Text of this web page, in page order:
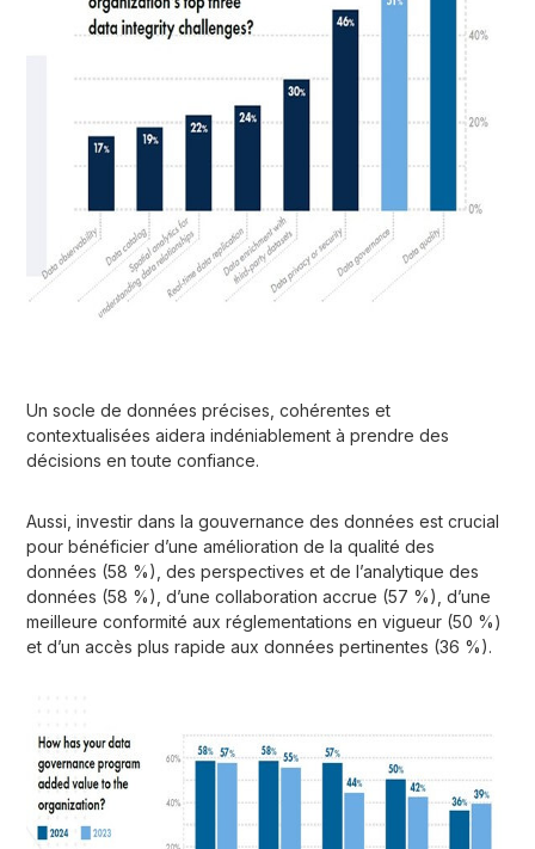
Un socle de données précises, cohérentes et
contextualisées aidera indéniablement à prendre des
décisions en toute confiance.
Aussi, investir dans la gouvernance des données est crucial
pour bénéficier d’une amélioration de la qualité des
données (58 %), des perspectives et de l’analytique des
données (58 %), d’une collaboration accrue (57 %), d’une
meilleure conformité aux réglementations en vigueur (50 %)
et d’un accès plus rapide aux données pertinentes (36 %).